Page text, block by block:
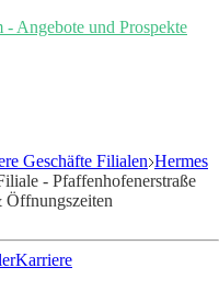
- Angebote und Prospekte
Geschäfte Filialen Hermes
- Pfaffenhofenerstraße
Öffnungszeiten
Karriere